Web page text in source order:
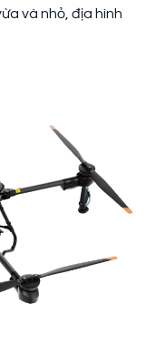
và nhỏ, địa hình